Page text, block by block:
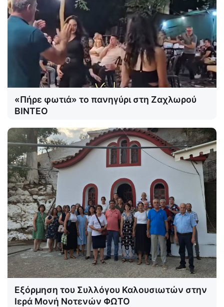
«Πήρε φωτιά» το πανηγύρι στη Ζαχλωρού
ΒΙΝΤΕΟ
Εξόρμηση του Συλλόγου Καλουσιωτών στην
Ιερά Μονή Νοτενών ΦΩΤΟ